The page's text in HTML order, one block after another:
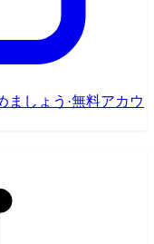
ましょう ·無料アカウ